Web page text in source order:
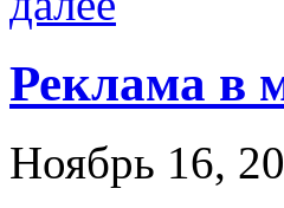
Реклама в
Ноябрь 16,